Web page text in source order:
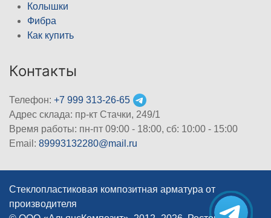
Колышки
Фибра
Как купить
Контакты
Телефон: +7 999 313-26-65
Адрес склада: пр-кт Стачки, 249/1
Время работы: пн-пт 09:00 - 18:00, cб: 10:00 - 15:00
Email: 89993132280@mail.ru
Стеклопластиковая композитная арматура от
производителя